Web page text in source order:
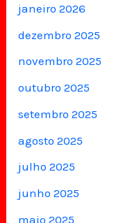
janeiro 2026
dezembro 2025
novembro 2025
outubro 2025
setembro 2025
agosto 2025
julho 2025
junho 2025
maio 2025